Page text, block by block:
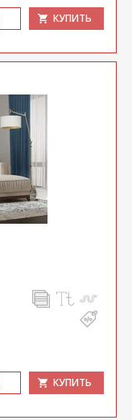
КУПИТЬ
КУПИТЬ